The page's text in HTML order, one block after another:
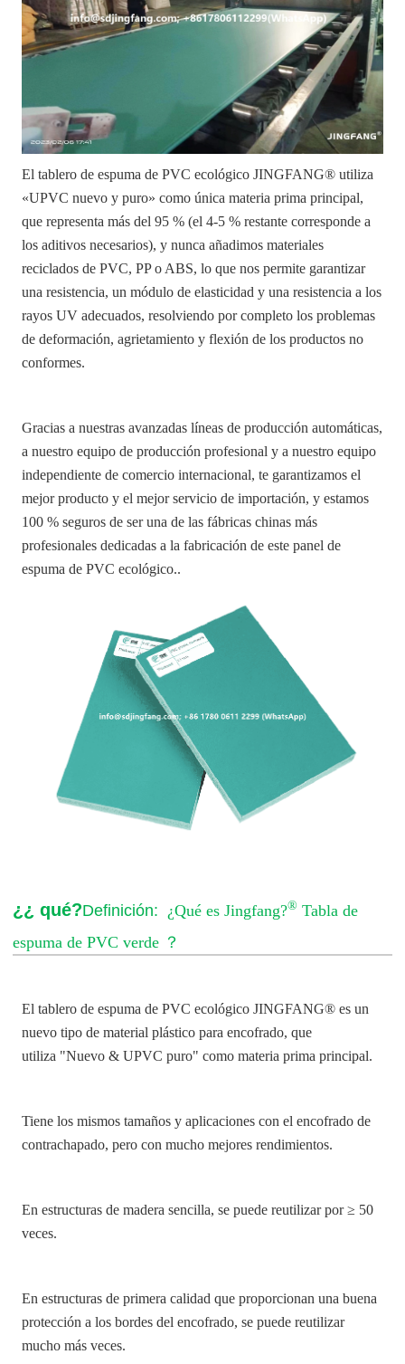
El tablero de espuma de PVC ecológico JINGFANG® utiliza
«UPVC nuevo y puro» como única materia prima principal,
que representa más del 95 % (el 4-5 % restante corresponde a
los aditivos necesarios), y nunca añadimos materiales
reciclados de PVC, PP o ABS, lo que nos permite garantizar
una resistencia, un módulo de elasticidad y una resistencia a los
rayos UV adecuados, resolviendo por completo los problemas
de deformación, agrietamiento y flexión de los productos no
conformes.
Gracias a nuestras avanzadas líneas de producción automáticas,
a nuestro equipo de producción profesional y a nuestro equipo
independiente de comercio internacional, te garantizamos el
mejor producto y el mejor servicio de importación, y estamos
100 % seguros de ser una de las fábricas chinas más
profesionales dedicadas a la fabricación de este panel de
espuma de PVC ecológico..
¿¿ qué?Definición: ¿Qué es Jingfang?® Tabla de
espuma de PVC verde ？
El tablero de espuma de PVC ecológico JINGFANG® es un
nuevo tipo de material plástico para encofrado, que
utiliza "Nuevo & UPVC puro" como materia prima principal.
Tiene los mismos tamaños y aplicaciones con el encofrado de
contrachapado, pero con mucho mejores rendimientos.
En estructuras de madera sencilla, se puede reutilizar por ≥ 50
veces.
En estructuras de primera calidad que proporcionan una buena
protección a los bordes del encofrado, se puede reutilizar
mucho más veces.